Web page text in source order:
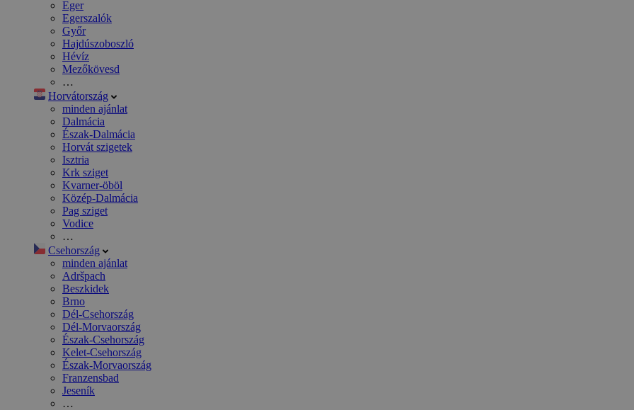
Eger
Egerszalók
Győr
Hajdúszoboszló
Hévíz
Mezőkövesd
…
Horvátország
minden ajánlat
Dalmácia
Észak-Dalmácia
Horvát szigetek
Isztria
Krk sziget
Kvarner-öböl
Közép-Dalmácia
Pag sziget
Vodice
…
Csehország
minden ajánlat
Adršpach
Beszkidek
Brno
Dél-Csehország
Dél-Morvaország
Észak-Csehország
Kelet-Csehország
Észak-Morvaország
Franzensbad
Jeseník
…